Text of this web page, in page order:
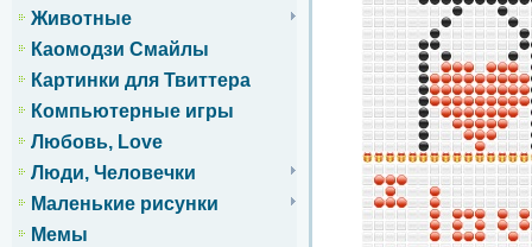
Животные
Каомодзи Смайлы
Картинки для Твиттера
Компьютерные игры
Любовь, Love
Люди, Человечки
Маленькие рисунки
Мемы